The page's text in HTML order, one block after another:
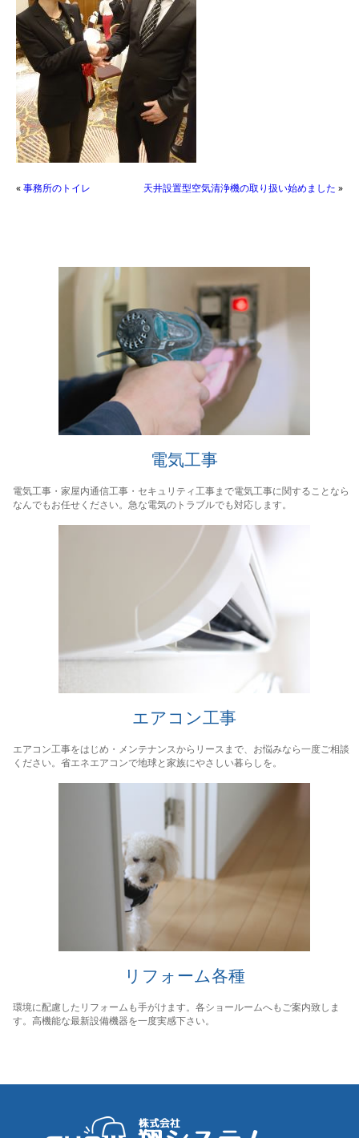
«事務所のトイレ 天井設置型空気清浄機の取り扱い始めました »
電気工事
電気工事・家屋内通信工事・セキュリティ工事まで電気工事に関することなら
なんでもお任せください。急な電気のトラブルでも対応します。
エアコン工事
エアコン工事をはじめ・メンテナンスからリースまで、お悩みなら一度ご相談
ください。省エネエアコンで地球と家族にやさしい暮らしを。
リフォーム各種
環境に配慮したリフォームも手がけます。各ショールームへもご案内致しま
す。高機能な最新設備機器を一度実感下さい。